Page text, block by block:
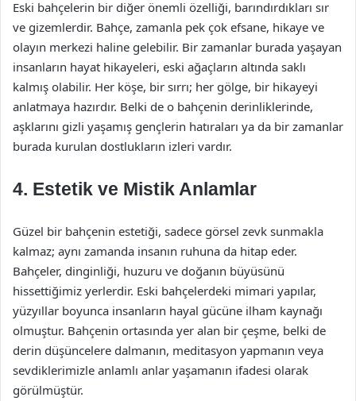
Eski bahçelerin bir diğer önemli özelliği, barındırdıkları sır
ve gizemlerdir. Bahçe, zamanla pek çok efsane, hikaye ve
olayın merkezi haline gelebilir. Bir zamanlar burada yaşayan
insanların hayat hikayeleri, eski ağaçların altında saklı
kalmış olabilir. Her köşe, bir sırrı; her gölge, bir hikayeyi
anlatmaya hazırdır. Belki de o bahçenin derinliklerinde,
aşklarını gizli yaşamış gençlerin hatıraları ya da bir zamanlar
burada kurulan dostlukların izleri vardır.
4. Estetik ve Mistik Anlamlar
Güzel bir bahçenin estetiği, sadece görsel zevk sunmakla
kalmaz; aynı zamanda insanın ruhuna da hitap eder.
Bahçeler, dinginliği, huzuru ve doğanın büyüsünü
hissettiğimiz yerlerdir. Eski bahçelerdeki mimari yapılar,
yüzyıllar boyunca insanların hayal gücüne ilham kaynağı
olmuştur. Bahçenin ortasında yer alan bir çeşme, belki de
derin düşüncelere dalmanın, meditasyon yapmanın veya
sevdiklerimizle anlamlı anlar yaşamanın ifadesi olarak
görülmüştür.